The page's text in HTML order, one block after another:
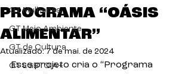
GT Mulheres
GT Meio Ambiente
GT de Cultura
GT LGBTQIA+
PROGRAMA “OÁSIS
ALIMENTAR”
Atualizado:7 de mai. de 2024
Esse projeto cria o “Programa